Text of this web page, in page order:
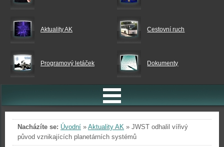
Aktuality AK Cestovní ruch
Programový letáček Dokumenty
Nacházíte se: Úvodní » Aktuality AK » JWST odhalil vířivý
původ vznikajících planetárních systémů